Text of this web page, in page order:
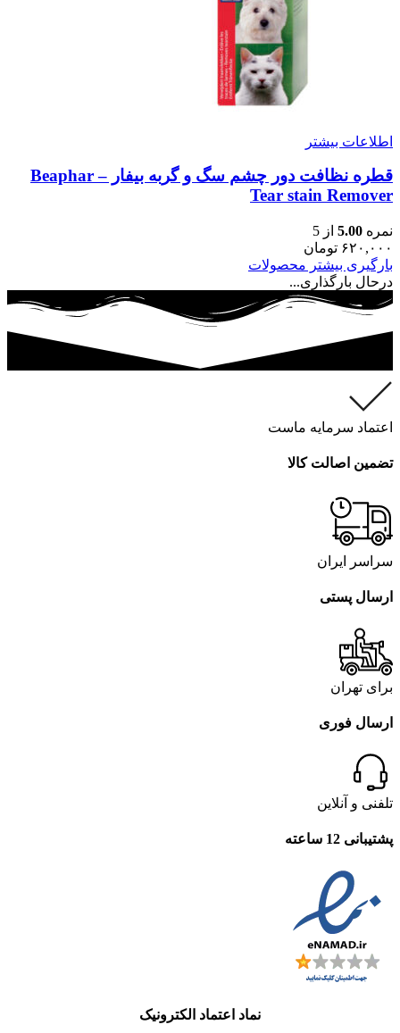
اطلاعات بیشتر
قطره نظافت دور چشم سگ و گربه بیفار – Beaphar
Tear stain Remover
نمره 5.00 از 5
۶۲۰,۰۰۰ تومان
بارگیری بیشتر محصولات
درحال بارگذاری...
اعتماد سرمایه ماست
تضمین اصالت کالا
سراسر ایران
ارسال پستی
برای تهران
ارسال فوری
تلفنی و آنلاین
پشتیبانی 12 ساعته
نماد اعتماد الکترونیک